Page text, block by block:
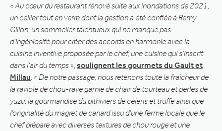
« Au cœur du restaurant rénové suite aux inondations de 2021,
un cellier tout en verre dont la gestion a été confiée à Remy
Gilion, un sommelier talentueux qui ne manque pas
d’ingéniosité pour créer des accords en harmonie avec la
cuisine inventive proposée par le chef, une cuisine qui s’inscrit
dans l’air du temps » soulignent les gourmets du Gault et
Millau « De notre passage, nous retenons toute la fraîcheur de
la raviole de chou-rave garnie de chair de tourteau et perles de
yuzu, la gourmandise du pithiviers de céleris et truffe ainsi que
l’originalité du magret de canard issu d’une ferme locale que le
chef prépare avec diverses textures de chou rouge et une